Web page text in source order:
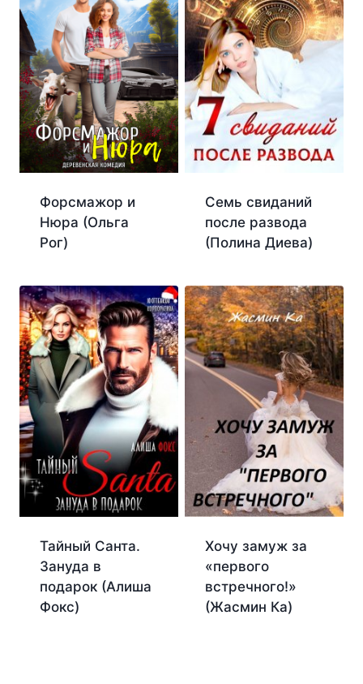
Форсмажор и
Нюра (Ольга
Рог)
Семь свиданий
после развода
(Полина Диева)
Тайный Санта.
Зануда в
подарок (Алиша
Фокс)
Хочу замуж за
«первого
встречного!»
(Жасмин Ка)